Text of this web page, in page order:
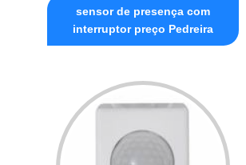
sensor de presença com
interruptor preço Pedreira